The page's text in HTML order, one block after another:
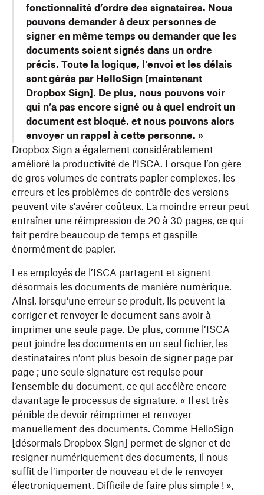
fonctionnalité d’ordre des signataires. Nous
pouvons demander à deux personnes de
signer en même temps ou demander que les
documents soient signés dans un ordre
précis. Toute la logique, l’envoi et les délais
sont gérés par HelloSign [maintenant
Dropbox Sign]. De plus, nous pouvons voir
qui n’a pas encore signé ou à quel endroit un
document est bloqué, et nous pouvons alors
envoyer un rappel à cette personne. »
Dropbox Sign a également considérablement
amélioré la productivité de l’ISCA. Lorsque l’on gère
de gros volumes de contrats papier complexes, les
erreurs et les problèmes de contrôle des versions
peuvent vite s’avérer coûteux. La moindre erreur peut
entraîner une réimpression de 20 à 30 pages, ce qui
fait perdre beaucoup de temps et gaspille
énormément de papier.
Les employés de l’ISCA partagent et signent
désormais les documents de manière numérique.
Ainsi, lorsqu’une erreur se produit, ils peuvent la
corriger et renvoyer le document sans avoir à
imprimer une seule page. De plus, comme l’ISCA
peut joindre les documents en un seul fichier, les
destinataires n’ont plus besoin de signer page par
page ; une seule signature est requise pour
l’ensemble du document, ce qui accélère encore
davantage le processus de signature. « Il est très
pénible de devoir réimprimer et renvoyer
manuellement des documents. Comme HelloSign
[désormais Dropbox Sign] permet de signer et de
resigner numériquement des documents, il nous
suffit de l’importer de nouveau et de le renvoyer
électroniquement. Difficile de faire plus simple ! »,